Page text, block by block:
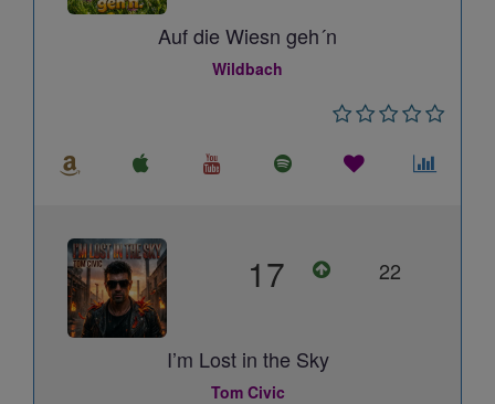
Auf die Wiesn geh´n
Wildbach
17 22
I’m Lost in the Sky
Tom Civic